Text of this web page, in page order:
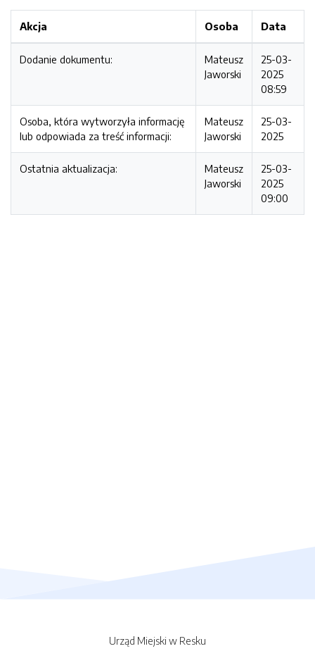
Akcja Osoba Data
Dodanie dokumentu:
Mateusz
Jaworski
25-03-
2025
08:59
Osoba, która wytworzyła informację
lub odpowiada za treść informacji:
Mateusz
Jaworski
25-03-
2025
Ostatnia aktualizacja:
Mateusz
Jaworski
25-03-
2025
09:00
Urząd Miejski w Resku